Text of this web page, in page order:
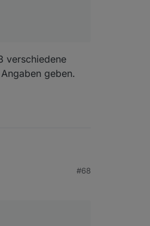
verschiedene
geben.
#68